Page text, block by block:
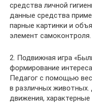
средства личной
данные средства
парные картинки и
элемент самоконтроля.
2. Подвижная игра
формирование
Педагог с помощью
в различных
движения,